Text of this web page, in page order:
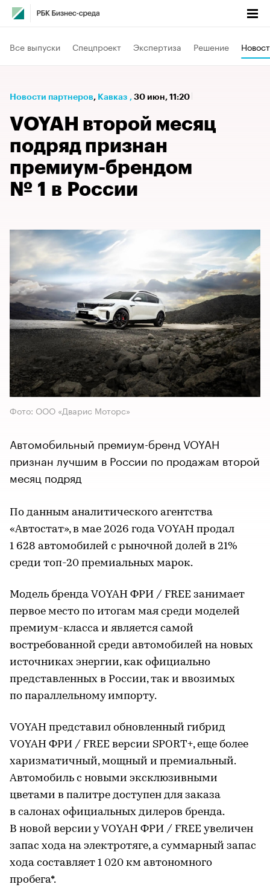
Все выпуски Спецпроект Экспертиза Решение
Новости партнеров⁠, Кавказ , 30 июн, 11:20
VOYAH второй месяц
подряд признан
премиум-брендом
№ 1 в России
Фото: ООО «Дварис Моторс»
Автомобильный премиум-бренд VOYAH
признан лучшим в России по продажам второй
месяц подряд
По данным аналитического агентства
«Автостат», в мае 2026 года VOYAH продал
1 628 автомобилей с рыночной долей в 21%
среди топ-20 премиальных марок.
Модель бренда VOYAH ФРИ / FREE занимает
первое место по итогам мая среди моделей
премиум-класса и является самой
востребованной среди автомобилей на новых
источниках энергии, как официально
представленных в России, так и ввозимых
по параллельному импорту.
VOYAH представил обновленный гибрид
VOYAH ФРИ / FREE версии SPORT+, еще более
харизматичный, мощный и премиальный.
Автомобиль с новыми эксклюзивными
цветами в палитре доступен для заказа
в салонах официальных дилеров бренда.
В новой версии у VOYAH ФРИ / FREE увеличен
запас хода на электротяге, а суммарный запас
хода составляет 1 020 км автономного
пробега*.